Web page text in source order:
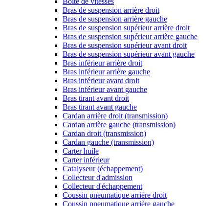
Bras de suspension arrière droit
Bras de suspension arrière gauche
Bras de suspension supérieur arrière droit
Bras de suspension supérieur arrière gauche
Bras de suspension supérieur avant droit
Bras de suspension supérieur avant gauche
Bras inférieur arrière droit
Bras inférieur arrière gauche
Bras inférieur avant droit
Bras inférieur avant gauche
Bras tirant avant droit
Bras tirant avant gauche
Cardan arrière droit (transmission)
Cardan arrière gauche (transmission)
Cardan droit (transmission)
Cardan gauche (transmission)
Carter huile
Carter inférieur
Catalyseur (échappement)
Collecteur d'admission
Collecteur d'échappement
Coussin pneumatique arrière droit
Coussin pneumatique arrière gauche